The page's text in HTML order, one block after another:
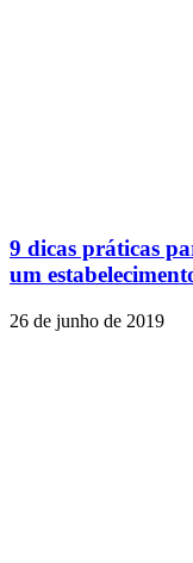
9 dicas práticas
um
26 de junho de 2019